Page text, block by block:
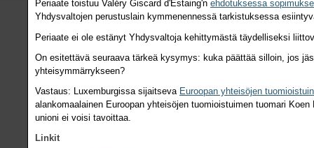
Periaate toistuu Valéry Giscard d'Estaing'n ehdotuksessa
Yhdysvaltojen perustuslain kymmenennessä tarkistuksessa
Periaate ei ole estänyt Yhdysvaltoja kehittymästä täydelliseksi
On esitettävä seuraava tärkeä kysymys: kuka päättää silloin, jos
yhteisymmärrykseen?
Vastaus: Luxemburgissa sijaitseva Euroopan yhteisöjen tuomioistuin
alankomaalainen Euroopan yhteisöjen tuomioistuimen tuomari
unioni ei voisi tavoittaa.
Linkit